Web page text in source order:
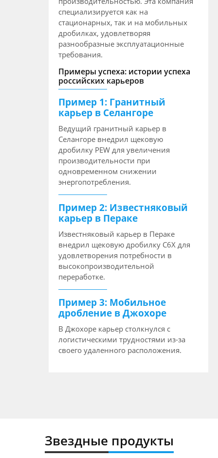
специализируется как на
стационарных, так и на мобильных
дробилках, удовлетворяя
разнообразные эксплуатационные
требования.
Примеры успеха: истории успеха
российских карьеров
Пример 1: Гранитный
карьер в Селангоре
Ведущий гранитный карьер в
Селангоре внедрил щековую
дробилку PEW для увеличения
производительности при
одновременном снижении
энергопотребления.
Пример 2: Известняковый
карьер в Пераке
Известняковый карьер в Пераке
внедрил щековую дробилку C6X для
удовлетворения потребности в
высокопроизводительной
переработке.
Пример 3: Мобильное
дробление в Джохоре
В Джохоре карьер столкнулся с
логистическими трудностями из-за
своего удаленного расположения.
Звездные продукты